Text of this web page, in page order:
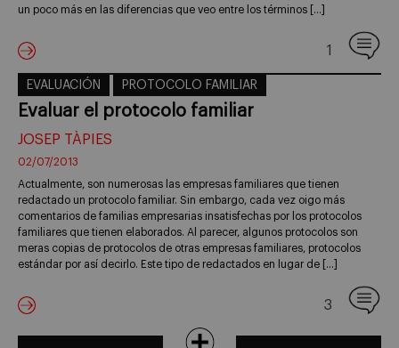
un poco más en las diferencias que veo entre los términos […]
1
EVALUACIÓN PROTOCOLO FAMILIAR
Evaluar el protocolo familiar
JOSEP TÀPIES
02/07/2013
Actualmente, son numerosas las empresas familiares que tienen
redactado un protocolo familiar. Sin embargo, cada vez oigo más
comentarios de familias empresarias insatisfechas por los protocolos
familiares que tienen elaborados. Al parecer, algunos protocolos son
meras copias de protocolos de otras empresas familiares, protocolos
estándar por así decirlo. Este tipo de redactados en lugar de […]
3